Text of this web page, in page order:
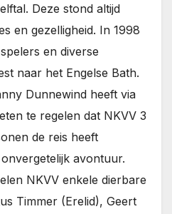
Deze stond altijd
en gezelligheid. In 1998
en diverse
naar het Engelse Bath.
Dunnewind heeft via
te regelen dat NKVV 3
de reis heeft
avontuur.
NKVV enkele dierbare
Timmer (Erelid), Geert